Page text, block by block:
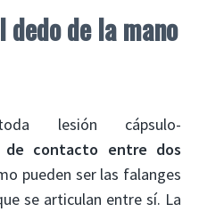
dedo de la mano
lesión cápsulo-
de contacto entre dos
pueden ser las falanges
se articulan entre sí. La